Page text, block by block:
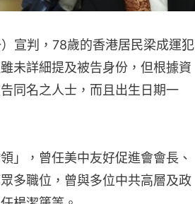
宣判，78歲的香港居民梁成運犯
未詳細提及被告身份，但根據資
同名之人士，而且出生日期一
」，曾任美中友好促進會會長、
多職位，曾與多位中共高層及政